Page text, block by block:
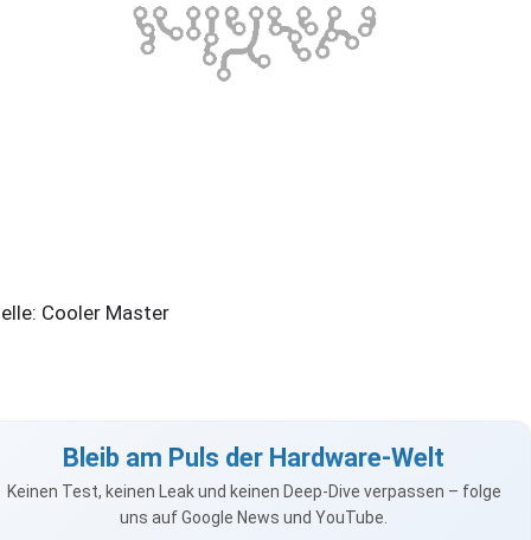
Cooler Master
Bleib am Puls der Hardware-Welt
Keinen Test, keinen Leak und keinen Deep-Dive verpassen – folge
uns auf Google News und YouTube.